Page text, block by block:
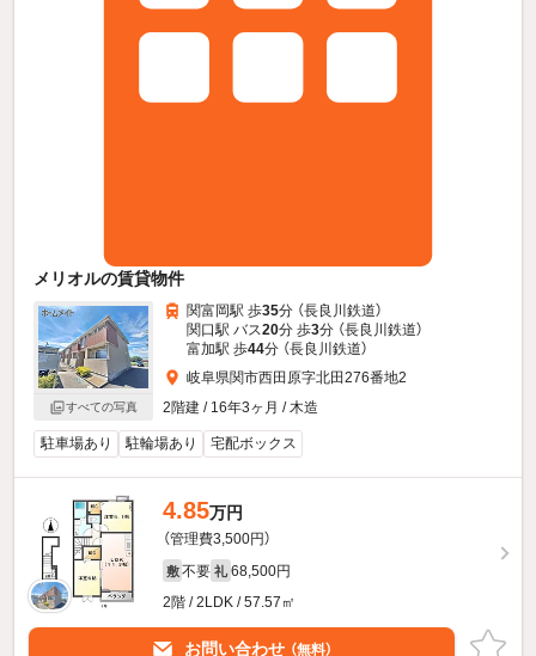
メリオルの賃貸物件
すべての写真
関富岡駅 歩35分 （長良川鉄道）
関口駅 バス20分 歩3分 （長良川鉄道）
富加駅 歩44分 （長良川鉄道）
岐阜県関市西田原字北田276番地2
2階建 / 16年3ヶ月 / 木造
駐車場あり 駐輪場あり 宅配ボックス
4.85万円
（管理費3,500円）
敷 不要 礼 68,500円
2階 / 2LDK / 57.57㎡
お問い合わせ （無料）